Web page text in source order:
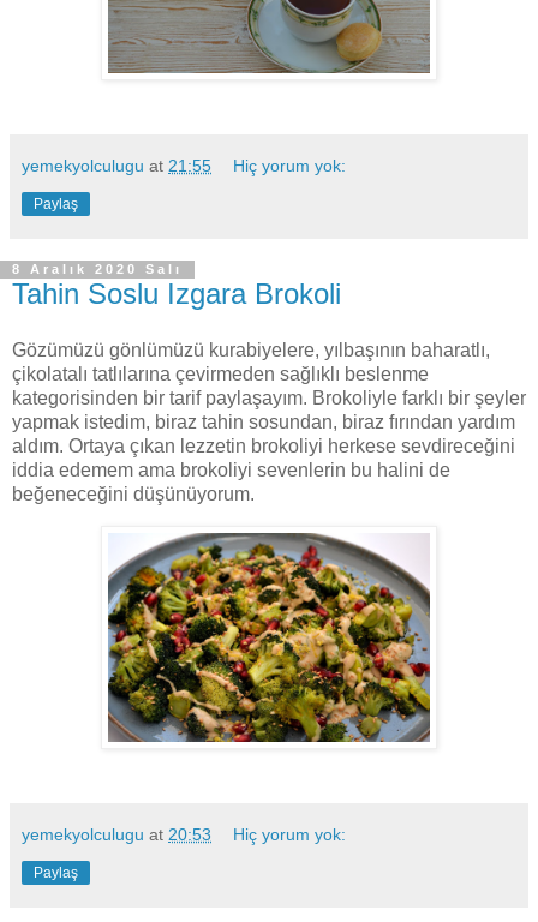
yemekyolculugu at 21:55 Hiç yorum yok:
Paylaş
8 Aralık 2020 Salı
Tahin Soslu Izgara Brokoli
Gözümüzü gönlümüzü kurabiyelere, yılbaşının baharatlı,
çikolatalı tatlılarına çevirmeden sağlıklı beslenme
kategorisinden bir tarif paylaşayım. Brokoliyle farklı bir şeyler
yapmak istedim, biraz tahin sosundan, biraz fırından yardım
aldım. Ortaya çıkan lezzetin brokoliyi herkese sevdireceğini
iddia edemem ama brokoliyi sevenlerin bu halini de
beğeneceğini düşünüyorum.
yemekyolculugu at 20:53 Hiç yorum yok:
Paylaş